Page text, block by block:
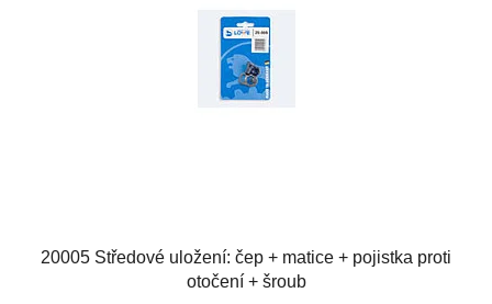
20005 Středové uložení: čep + matice + pojistka proti
otočení + šroub